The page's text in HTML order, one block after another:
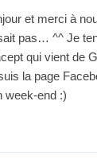
et merci à
pas… ^^ Je
qui vient de
la page
week-end :)